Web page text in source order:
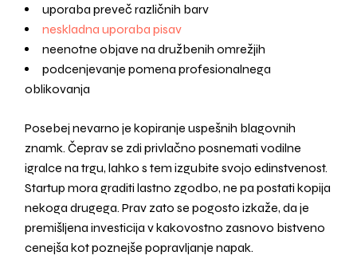
uporaba preveč različnih barv
neskladna uporaba pisav
neenotne objave na družbenih omrežjih
podcenjevanje pomena profesionalnega
oblikovanja
Posebej nevarno je kopiranje uspešnih blagovnih
znamk. Čeprav se zdi privlačno posnemati vodilne
igralce na trgu, lahko s tem izgubite svojo edinstvenost.
Startup mora graditi lastno zgodbo, ne pa postati kopija
nekoga drugega. Prav zato se pogosto izkaže, da je
premišljena investicija v kakovostno zasnovo bistveno
cenejša kot poznejše popravljanje napak.